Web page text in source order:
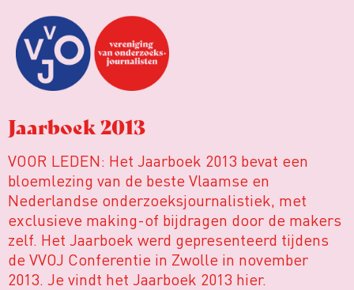
Jaarboek 2013
VOOR LEDEN: Het Jaarboek 2013 bevat een
bloemlezing van de beste Vlaamse en
Nederlandse onderzoeksjournalistiek, met
exclusieve making-of bijdragen door de makers
zelf. Het Jaarboek werd gepresenteerd tijdens
de VVOJ Conferentie in Zwolle in november
2013. Je vindt het Jaarboek 2013 hier.